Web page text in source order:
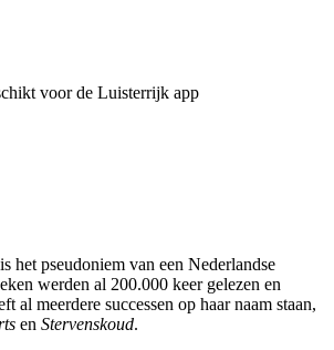
voor de Luisterrijk app
het pseudoniem van een Nederlandse
werden al 200.000 keer gelezen en
al meerdere successen op haar naam staan,
en Stervenskoud.